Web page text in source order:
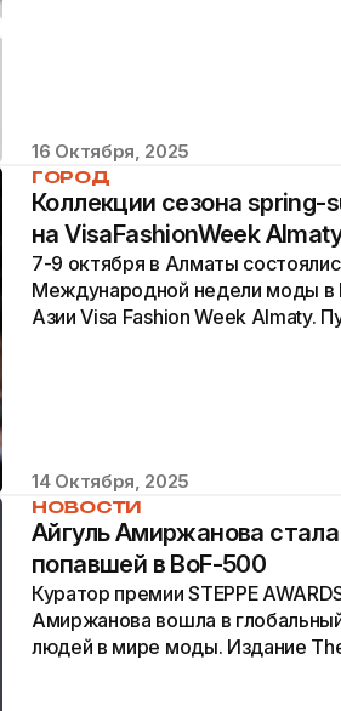
16 Октября, 2025
ГОРОД
Коллекции сезона spring-
на VisaFashionWeek Almaty
7-9 октября в Алматы
Международной недели моды в
Азии Visa Fashion Week Almaty.
14 Октября, 2025
НОВОСТИ
Айгуль Амиржанова
попавшей в BoF-500
Куратор премии STEPPE
Амиржанова вошла в
людей в мире моды. Издание